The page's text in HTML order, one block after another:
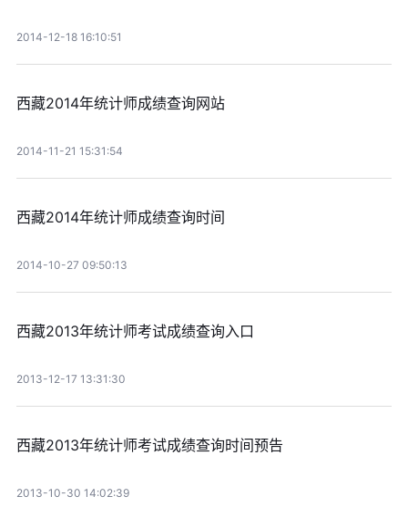
2014-12-18 16:10:51
西藏2014年统计师成绩查询网站
2014-11-21 15:31:54
西藏2014年统计师成绩查询时间
2014-10-27 09:50:13
西藏2013年统计师考试成绩查询入口
2013-12-17 13:31:30
西藏2013年统计师考试成绩查询时间预告
2013-10-30 14:02:39